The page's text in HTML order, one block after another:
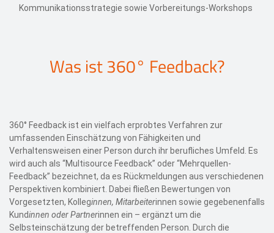
Kommunikationsstrategie sowie Vorbereitungs-Workshops
Was ist 360° Feedback?
360° Feedback ist ein vielfach erprobtes Verfahren zur
umfassenden Einschätzung von Fähigkeiten und
Verhaltensweisen einer Person durch ihr berufliches Umfeld. Es
wird auch als “Multisource Feedback” oder “Mehrquellen-
Feedback” bezeichnet, da es Rückmeldungen aus verschiedenen
Perspektiven kombiniert. Dabei fließen Bewertungen von
Vorgesetzten, Kolleginnen, Mitarbeiterinnen sowie gegebenenfalls
Kundinnen oder Partnerinnen ein – ergänzt um die
Selbsteinschätzung der betreffenden Person. Durch die